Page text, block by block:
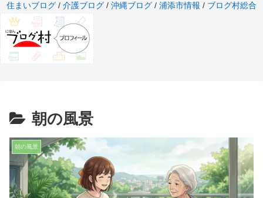
住まいブログ / 介護ブログ / 沖縄ブログ / 浦添市情報 / ブログ村総合
朝の風景
朝の風景